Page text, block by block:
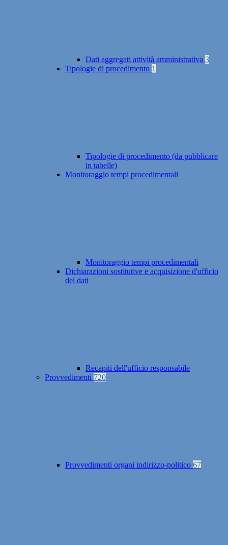
Dati aggregati attività amministrativa 3
Tipologie di procedimento 1
Tipologie di procedimento (da pubblicare
in tabelle)
Monitoraggio tempi procedimentali
Monitoraggio tempi procedimentali
Dichiarazioni sostitutive e acquisizione d'ufficio
dei dati
Recapiti dell'ufficio responsabile
Provvedimenti 720
Provvedimenti organi indirizzo-politico 67